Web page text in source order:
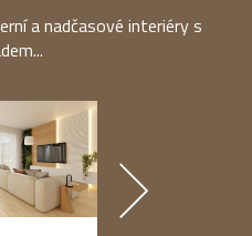
a nadčasové interiéry s